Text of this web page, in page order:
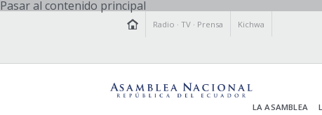
Pasar al contenido principal
Radio ·TV · Prensa Kichwa
LA ASAMBLEA